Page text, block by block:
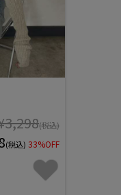
(税込)
(税込) 33%OFF